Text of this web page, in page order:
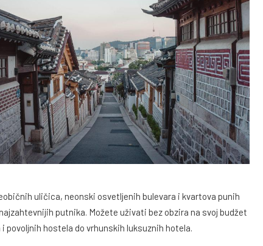
uličica, neonski osvetljenih bulevara i kvartova punih
putnika. Možete uživati bez obzira na svoj budžet
hostela do vrhunskih luksuznih hotela.